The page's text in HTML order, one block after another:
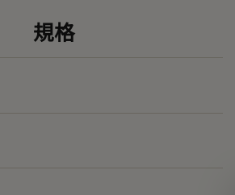
Acids, Organics
規格